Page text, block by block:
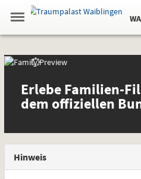
Springe
zum
,zum
.
Navigation
Service
Gehe
zur
Standortauswahl
Hinweis
Spezial
Sondervorstellungen
spezielle
Interessen
Erlebe Familien-
dem offiziellen
Hinweis